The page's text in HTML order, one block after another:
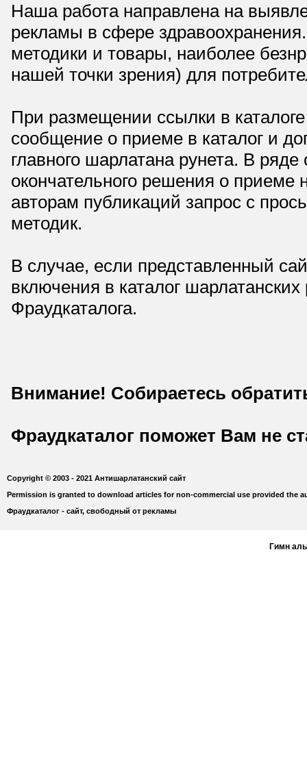
Наша работа направлена на
рекламы в сфере
методики и товары, наиболее
нашей точки зрения) для
При размещении ссылки в
сообщение о приеме в каталог и
главного шарлатана рунета. В
окончательного решения о приеме
авторам публикаций запрос с
методик.
В случае, если представленный
включения в каталог
Фраудкаталога.
Внимание! Собираетесь
Фраудкаталог поможет Вам не
Copyright © 2003 - 2021 Антишарлатанский сайт
Permission is granted to download articles for non-commercial use provided the
Фраудкаталог - сайт, свободный от рекламы
Гимн